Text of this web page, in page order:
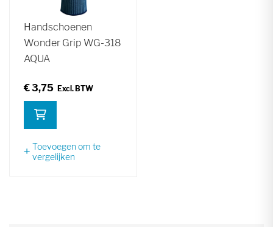
Handschoenen
Wonder Grip WG-318
AQUA
€ 3,75
Toevoegen om te
vergelijken